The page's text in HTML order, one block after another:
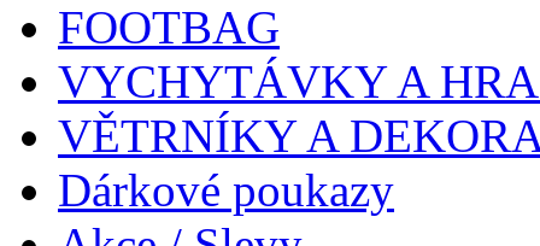
FOOTBAG
VYCHYTÁVKY A
VĚTRNÍKY A
Dárkové poukazy